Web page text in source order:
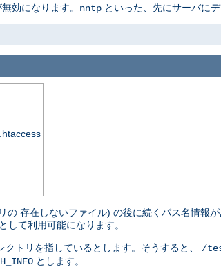
効になります。 nntp といった、先にサーバに
存在しないファイル) の後に続くパス名情報
して利用可能になります。
トリを指しているとします。そうすると、 /
とします。